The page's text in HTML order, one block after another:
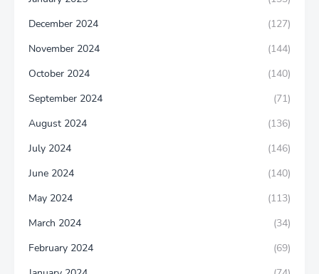
December 2024
(127)
November 2024
(144)
October 2024
(140)
September 2024
(71)
August 2024
(136)
July 2024
(146)
June 2024
(140)
May 2024
(113)
March 2024
(34)
February 2024
(69)